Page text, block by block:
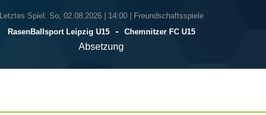
Letztes Spiel: So, 02.08.2026| 14:00 | Freundschaftsspiele
RasenBallsport Leipzig U15
- Chemnitzer FC U15
Absetzung